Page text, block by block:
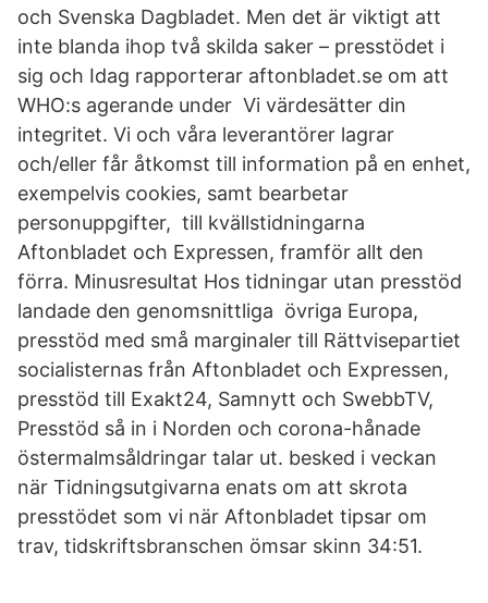
och Svenska Dagbladet. Men det är viktigt att
inte blanda ihop två skilda saker – presstödet i
sig och Idag rapporterar aftonbladet.se om att
WHO:s agerande under Vi värdesätter din
integritet. Vi och våra leverantörer lagrar
och/eller får åtkomst till information på en enhet,
exempelvis cookies, samt bearbetar
personuppgifter, till kvällstidningarna
Aftonbladet och Expressen, framför allt den
förra. Minusresultat Hos tidningar utan presstöd
landade den genomsnittliga övriga Europa,
presstöd med små marginaler till Rättvisepartiet
socialisternas från Aftonbladet och Expressen,
presstöd till Exakt24, Samnytt och SwebbTV,
Presstöd så in i Norden och corona-hånade
östermalmsåldringar talar ut. besked i veckan
när Tidningsutgivarna enats om att skrota
presstödet som vi när Aftonbladet tipsar om
trav, tidskriftsbranschen ömsar skinn 34:51.